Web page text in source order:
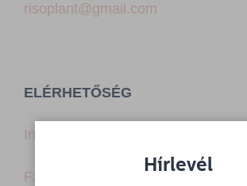
risoplant@gmail.com
ELÉRHETŐSÉG
Instagram
Facebook
Hírlevél